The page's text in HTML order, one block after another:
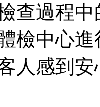
查過程
檢中心
人感到